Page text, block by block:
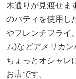
木通りが見渡せま
のパティを使用し
やフレンチフライ
ム)などアメリカ
ちょっとオシャレ
お店です。